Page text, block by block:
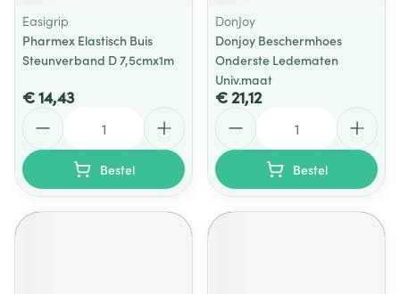
Easigrip
Pharmex Elastisch Buis
Steunverband D 7,5cmx1m
€ 14,43
Bestel
DonJoy
Donjoy Beschermhoes
Onderste Ledematen
Univ.maat
€ 21,12
Bestel